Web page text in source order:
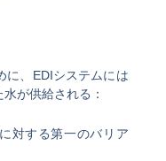
に、EDIシステムには
が供給される：
対する第一のバリア